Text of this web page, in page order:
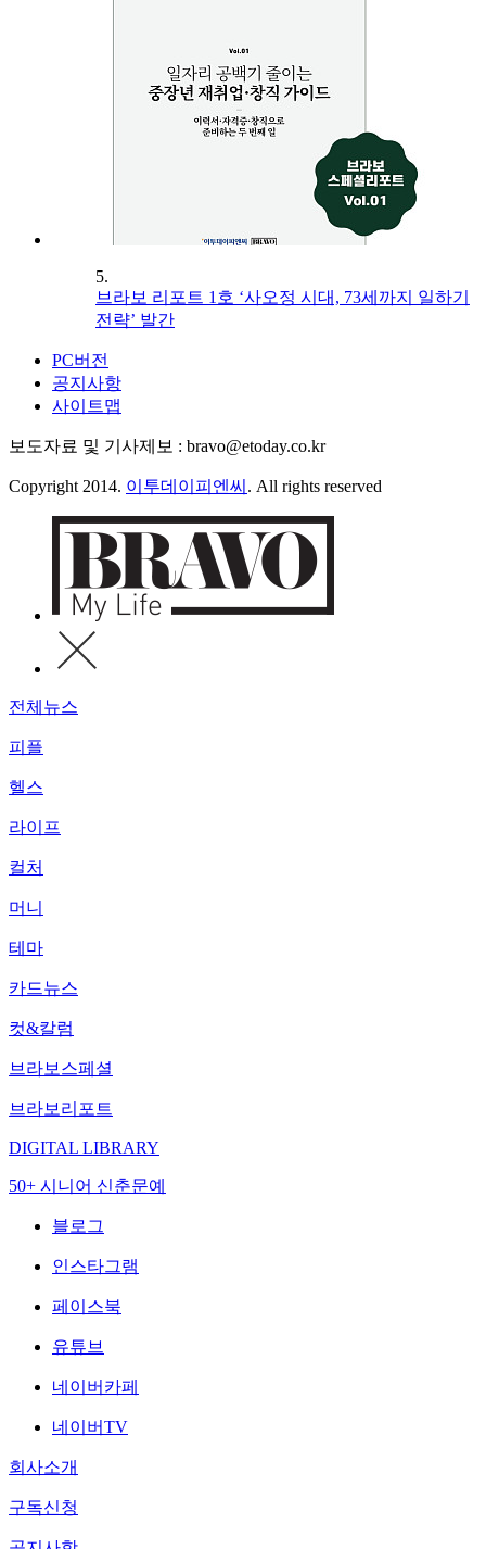
5.
브라보 리포트 1호 ‘사오정 시대, 73세까지 일하기
전략’ 발간
PC버전
공지사항
사이트맵
보도자료 및 기사제보 : bravo@etoday.co.kr
Copyright 2014. 이투데이피엔씨 . All rights reserved
전체뉴스
피플
헬스
라이프
컬처
머니
테마
카드뉴스
컷&칼럼
브라보스페셜
브라보리포트
DIGITAL LIBRARY
50+ 시니어 신춘문예
블로그
인스타그램
페이스북
유튜브
네이버카페
네이버TV
회사소개
구독신청